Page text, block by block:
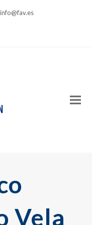
info@fav.es
Vela